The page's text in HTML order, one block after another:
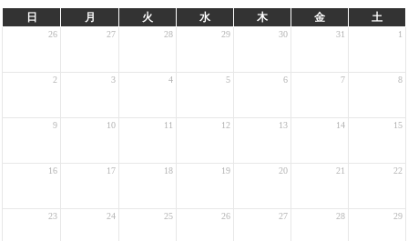
日 月 火 水 木 金 土
26 27 28 29 30 31 1
2 3 4 5 6 7 8
9 10 11 12 13 14 15
16 17 18 19 20 21 22
23 24 25 26 27 28 29